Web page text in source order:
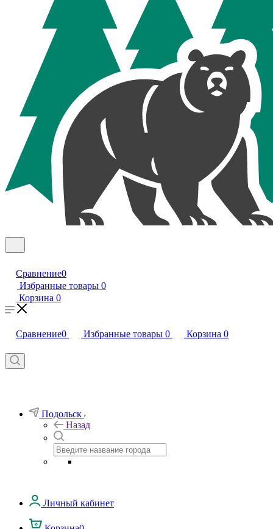
Сравнение0
Избранные товары 0
Корзина 0
Сравнение0 Избранные товары 0 Корзина 0
Подольск
Назад
Личный кабинет